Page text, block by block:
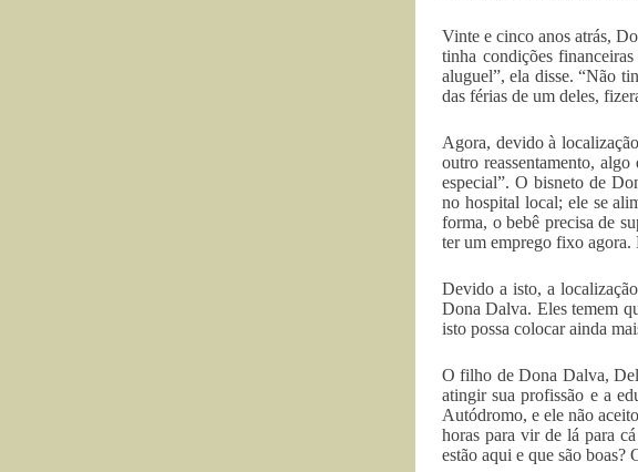
Vinte e cinco anos atrás,
tinha condições
aluguel”, ela disse. “Não
das férias de um deles,
Agora, devido à
outro reassentamento,
especial”. O bisneto de
no hospital local; ele se
forma, o bebê precisa de
ter um emprego fixo agora.
Devido a isto, a
Dona Dalva. Eles temem
isto possa colocar ainda
O filho de Dona Dalva,
atingir sua profissão e a
Autódromo, e ele não
horas para vir de lá para
estão aqui e que são boas?